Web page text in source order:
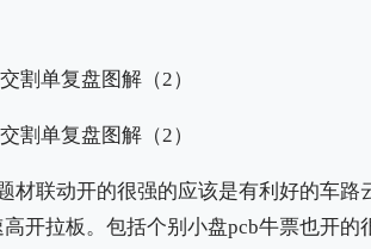
材联动开的很强的应该是有利好的车路
开拉板。包括个别小盘pcb牛票也开的